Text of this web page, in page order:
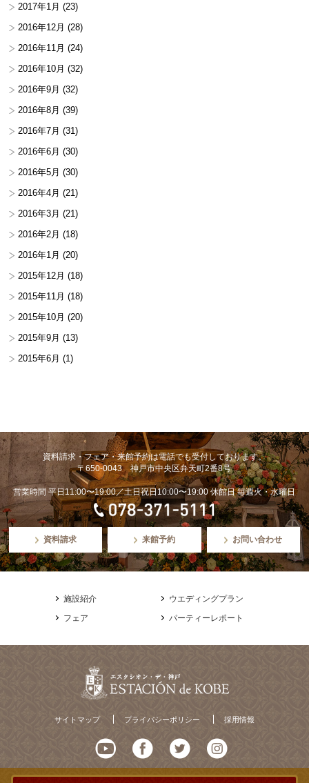
2017年1月 (23)
2016年12月 (28)
2016年11月 (24)
2016年10月 (32)
2016年9月 (32)
2016年8月 (39)
2016年7月 (31)
2016年6月 (30)
2016年5月 (30)
2016年4月 (21)
2016年3月 (21)
2016年2月 (18)
2016年1月 (20)
2015年12月 (18)
2015年11月 (18)
2015年10月 (20)
2015年9月 (13)
2015年6月 (1)
資料請求・フェア・来館予約は電話でも受付しております。
〒650-0043 神戸市中央区弁天町2番8号
営業時間 平日11:00〜19:00／土日祝日10:00〜19:00 休館日 毎週火・水曜日
資料請求 来館予約 お問い合わせ
施設紹介
ウエディングプラン
フェア
パーティーレポート
サイトマップ プライバシーポリシー 採用情報